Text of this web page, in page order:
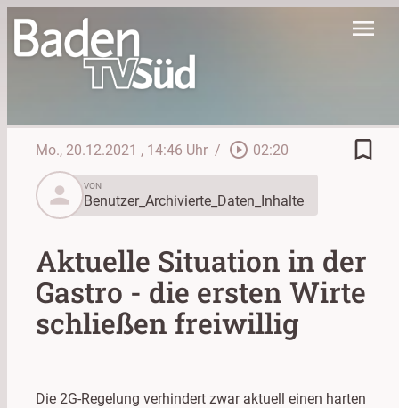
menu
Mo., 20.12.2021 , 14:46 Uhr / play_circle_outline 02:20
bookmark_border
person
VON
Benutzer_Archivierte_Daten_Inhalte
Aktuelle Situation in der
Gastro - die ersten Wirte
schließen freiwillig
Die 2G-Regelung verhindert zwar aktuell einen harten